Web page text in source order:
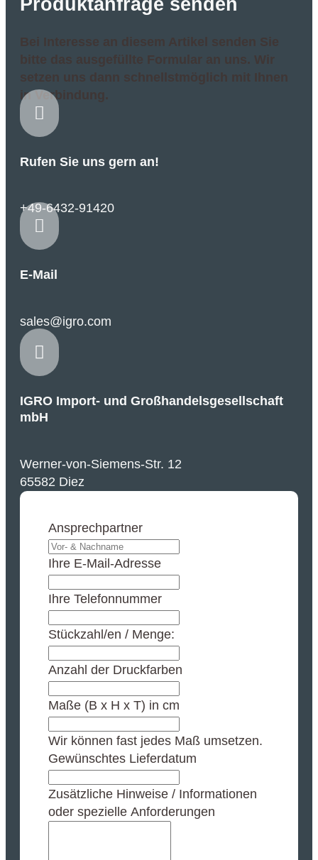
Produktanfrage senden
Bei Interesse an diesem Artikel senden Sie
bitte das ausgefüllte Formular an uns. Wir
setzen uns dann schnellstmöglich mit Ihnen
in Verbindung.

Rufen Sie uns gern an!
+49-6432-91420

E-Mail
sales@igro.com

IGRO Import- und Großhandelsgesellschaft
mbH
Werner-von-Siemens-Str. 12
65582 Diez
Ansprechpartner
Ihre E-Mail-Adresse
Ihre Telefonnummer
Stückzahl/en / Menge:
Anzahl der Druckfarben
Maße (B x H x T) in cm
Wir können fast jedes Maß umsetzen.
Gewünschtes Lieferdatum
Zusätzliche Hinweise / Informationen
oder spezielle Anforderungen